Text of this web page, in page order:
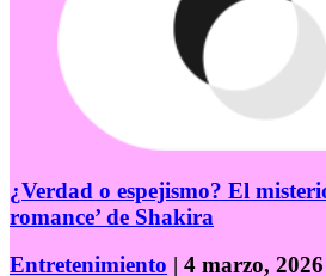
¿Verdad o espejismo? El
romance’ de Shakira
Entretenimiento | 4 marzo, 2026